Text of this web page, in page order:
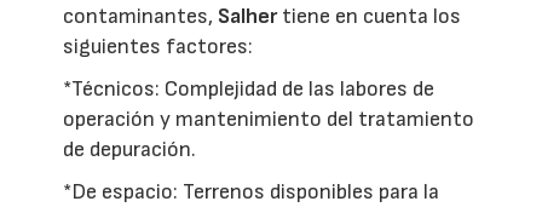
contaminantes, Salhertiene en cuenta los
siguientes factores:
*Técnicos: Complejidad de las labores de
operación y mantenimiento del tratamiento
de depuración.
*De espacio: Terrenos disponibles para la